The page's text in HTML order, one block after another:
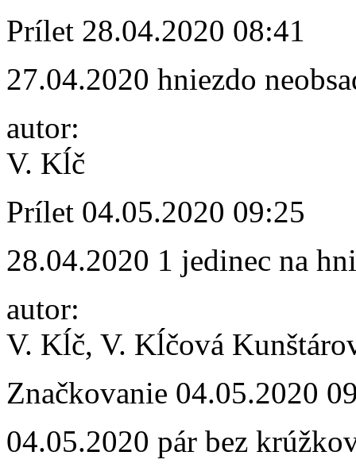
Prílet 28.04.2020 08:41
27.04.2020 hniezdo
autor:
V. Kĺč
Prílet 04.05.2020 09:25
28.04.2020 1 jedinec na
autor:
V. Kĺč, V. Kĺčová
Značkovanie 04.05.2020
04.05.2020 pár bez